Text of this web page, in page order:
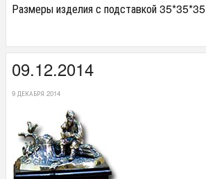
Размеры изделия с подставкой 35*35*35
09.12.2014
9 ДЕКАБРЯ 2014